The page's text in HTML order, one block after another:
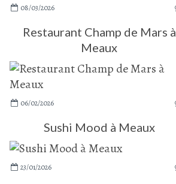
08/03/2026
Restaurant Champ de Mars à
Meaux
06/02/2026
Sushi Mood à Meaux
23/01/2026